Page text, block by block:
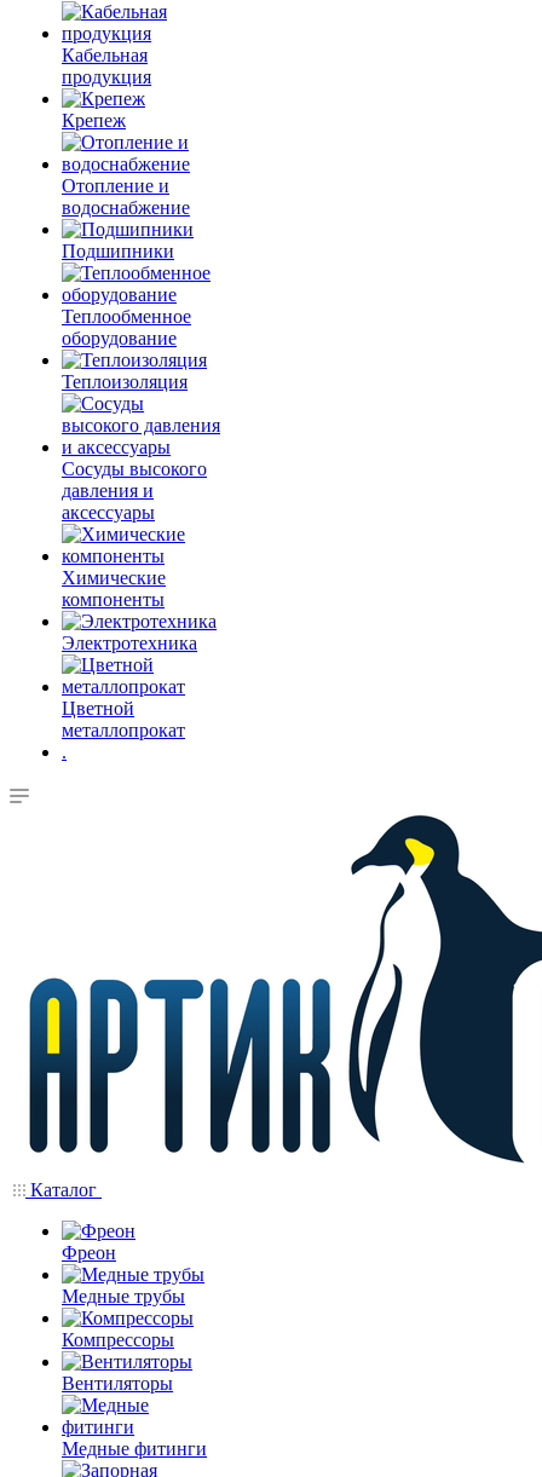
Кабельная
продукция
Крепеж
Отопление и
водоснабжение
Подшипники
Теплообменное
оборудование
Теплоизоляция
Сосуды высокого
давления и
аксессуары
Химические
компоненты
Электротехника
Цветной
металлопрокат
.
Каталог
Фреон
Медные трубы
Компрессоры
Вентиляторы
Медные фитинги